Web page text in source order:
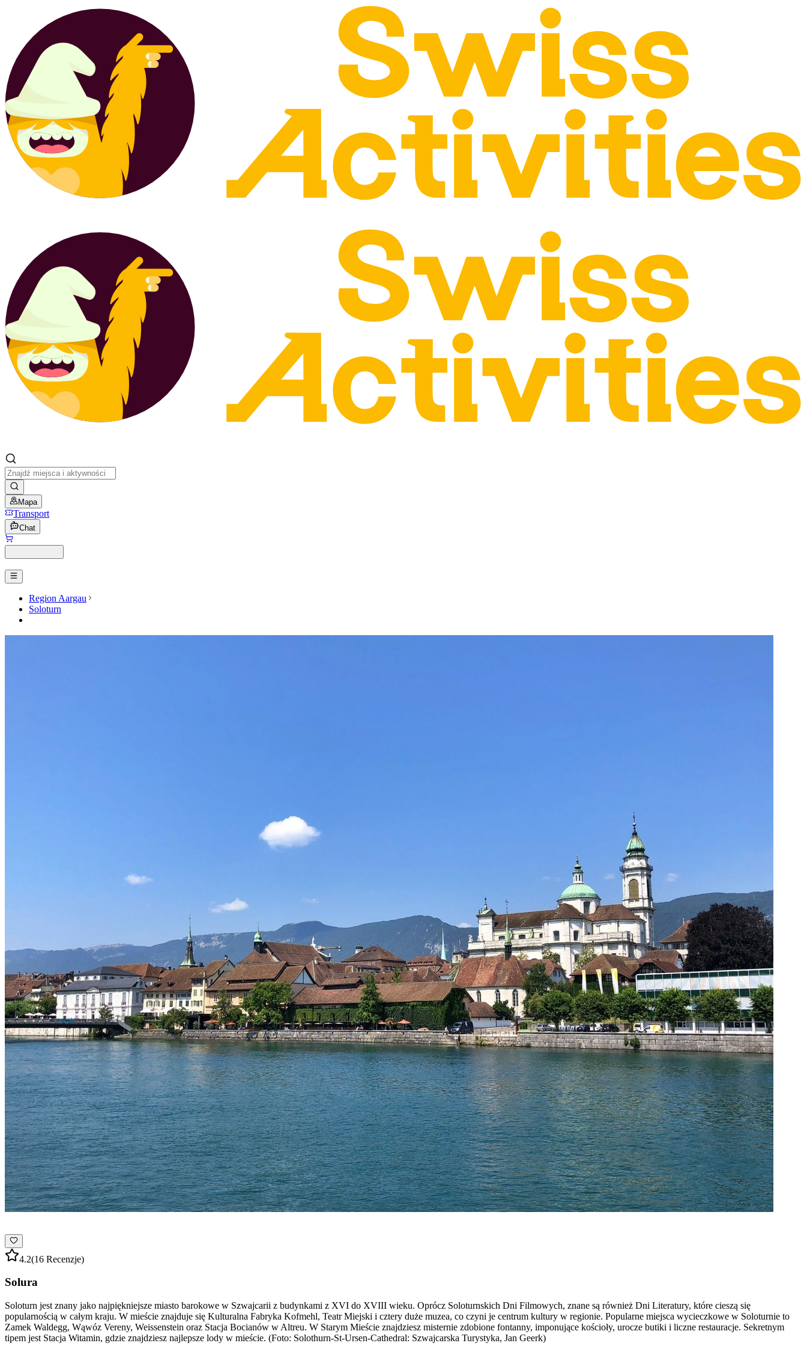
Mapa
Transport
Chat
Region Aargau
Soloturn
4.2(16 Recenzje)
Solura
Soloturn jest znany jako najpiękniejsze miasto barokowe w Szwajcarii z budynkami z XVI do XVIII wieku. Oprócz Soloturnskich Dni Filmowych, znane są również Dni Literatury, które cieszą się
popularnością w całym kraju. W mieście znajduje się Kulturalna Fabryka Kofmehl, Teatr Miejski i cztery dużе muzea, co czyni je centrum kultury w regionie. Popularne miejsca wycieczkowe w Soloturnie to
Zamek Waldegg, Wąwóz Vereny, Weissenstein oraz Stacja Bocianów w Altreu. W Starym Mieście znajdziesz misternie zdobione fontanny, imponujące kościoły, urocze butiki i liczne restauracje. Sekretnym
tipem jest Stacja Witamin, gdzie znajdziesz najlepsze lody w mieście. (Foto: Solothurn-St-Ursen-Cathedral: Szwajcarska Turystyka, Jan Geerk)